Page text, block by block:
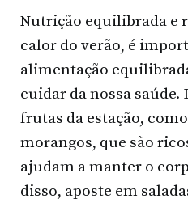
Nutrição equilibrada e
calor do verão, é
alimentação
cuidar da nossa
frutas da estação,
morangos, que são
ajudam a manter o
disso, aposte em